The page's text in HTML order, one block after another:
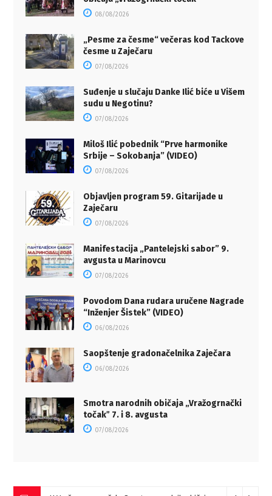
08/08/2026
„Pesme za česme“ večeras kod Tackove
česme u Zaječaru
07/08/2026
Suđenje u slučaju Danke Ilić biće u Višem
sudu u Negotinu?
07/08/2026
Miloš Ilić pobednik “Prve harmonike
Srbije – Sokobanja” (VIDEO)
07/08/2026
Objavljen program 59. Gitarijade u
Zaječaru
07/08/2026
Manifestacija „Pantelejski sabor” 9.
avgusta u Marinovcu
07/08/2026
Povodom Dana rudara uručene Nagrade
“Inženjer Šistek” (VIDEO)
06/08/2026
Saopštenje gradonačelnika Zaječara
06/08/2026
Smotra narodnih običaja „Vražogrnački
točakˮ 7. i 8. avgusta
07/08/2026